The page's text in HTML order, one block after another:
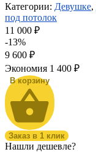
Категории: Девушке,
под потолок
11 000 ₽
-13%
9 600 ₽
Экономия 1 400 ₽
Заказ в 1 клик
Нашли дешевле?